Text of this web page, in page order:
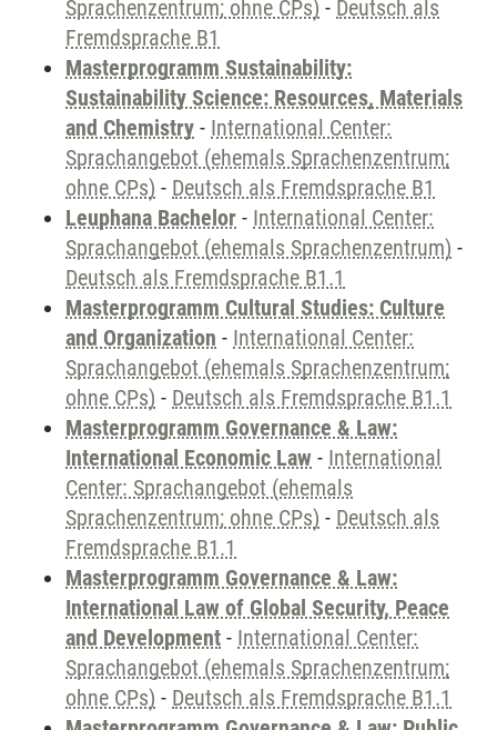
Sprachenzentrum; ohne CPs) - Deutsch als
Fremdsprache B1
Masterprogramm Sustainability:
Sustainability Science: Resources, Materials
and Chemistry - International Center:
Sprachangebot (ehemals Sprachenzentrum;
ohne CPs) - Deutsch als Fremdsprache B1
Leuphana Bachelor - International Center:
Sprachangebot (ehemals Sprachenzentrum) -
Deutsch als Fremdsprache B1.1
Masterprogramm Cultural Studies: Culture
and Organization - International Center:
Sprachangebot (ehemals Sprachenzentrum;
ohne CPs) - Deutsch als Fremdsprache B1.1
Masterprogramm Governance & Law:
International Economic Law - International
Center: Sprachangebot (ehemals
Sprachenzentrum; ohne CPs) - Deutsch als
Fremdsprache B1.1
Masterprogramm Governance & Law:
International Law of Global Security, Peace
and Development - International Center:
Sprachangebot (ehemals Sprachenzentrum;
ohne CPs) - Deutsch als Fremdsprache B1.1